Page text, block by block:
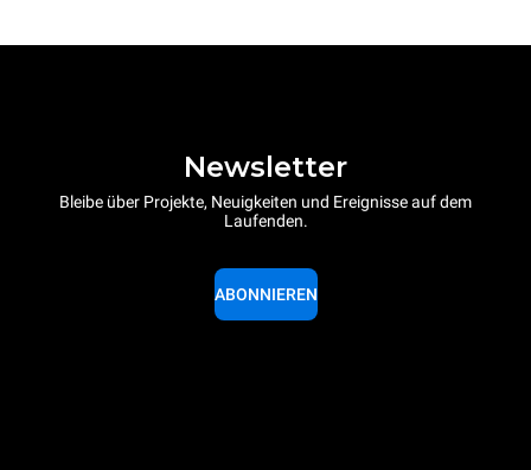
Newsletter
Bleibe über Projekte, Neuigkeiten und Ereignisse auf dem
Laufenden.
ABONNIEREN